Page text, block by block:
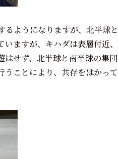
ようになりますが、北半球と
ますが、キハダは表層付近、
はせず、北半球と南半球の集団
うことにより、共存をはかって